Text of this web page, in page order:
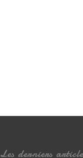
Les derniers